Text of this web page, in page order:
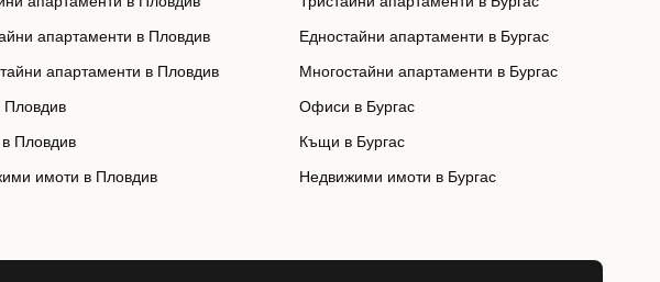
апартаменти в Пловдив
апартаменти в Пловдив
Пловдив
имоти в Пловдив
Едностайни апартаменти в Бургас
Многостайни апартаменти в Бургас
Офиси в Бургас
Къщи в Бургас
Недвижими имоти в Бургас